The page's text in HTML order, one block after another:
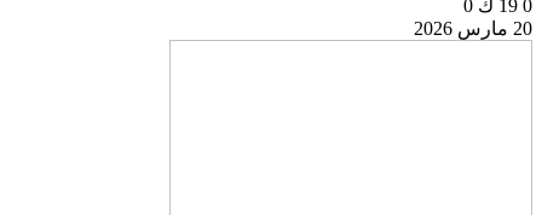
0 19 ك
0
20 مارس 2026